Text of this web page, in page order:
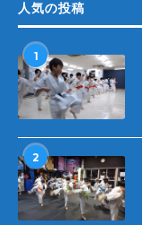
人気の投稿
1
2